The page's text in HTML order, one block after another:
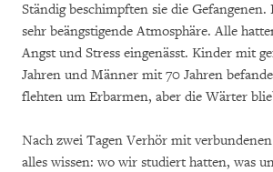
Ständig beschimpften sie die Gefangenen.
sehr beängstigende Atmosphäre. Alle
Angst und Stress eingenässt. Kinder mit
Jahren und Männer mit 70 Jahren
flehten um Erbarmen, aber die Wärter
Nach zwei Tagen Verhör mit
alles wissen: wo wir studiert hatten, was